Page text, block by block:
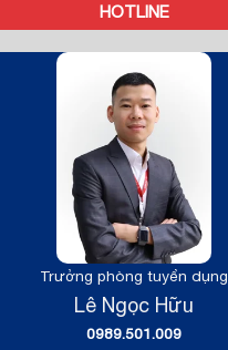
HOTLINE
Trưởng phòng tuyển dụng
Lê Ngọc Hữu
0989.501.009